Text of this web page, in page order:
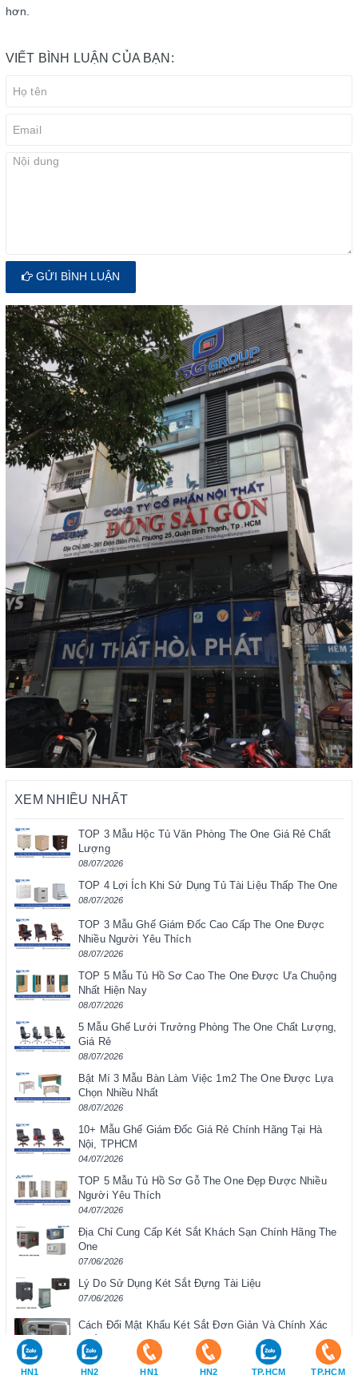
hơn.
VIẾT BÌNH LUẬN CỦA BẠN:
GỬI BÌNH LUẬN
XEM NHIỀU NHẤT
TOP 3 Mẫu Hộc Tủ Văn Phòng The One Giá Rẻ Chất
Lượng
08/07/2026
TOP 4 Lợi Ích Khi Sử Dụng Tủ Tài Liệu Thấp The One
08/07/2026
TOP 3 Mẫu Ghế Giám Đốc Cao Cấp The One Được
Nhiều Người Yêu Thích
08/07/2026
TOP 5 Mẫu Tủ Hồ Sơ Cao The One Được Ưa Chuộng
Nhất Hiện Nay
08/07/2026
5 Mẫu Ghế Lưới Trưởng Phòng The One Chất Lượng,
Giá Rẻ
08/07/2026
Bật Mí 3 Mẫu Bàn Làm Việc 1m2 The One Được Lựa
Chọn Nhiều Nhất
08/07/2026
10+ Mẫu Ghế Giám Đốc Giá Rẻ Chính Hãng Tại Hà
Nội, TPHCM
04/07/2026
TOP 5 Mẫu Tủ Hồ Sơ Gỗ The One Đẹp Được Nhiều
Người Yêu Thích
04/07/2026
Địa Chỉ Cung Cấp Két Sắt Khách Sạn Chính Hãng The
One
07/06/2026
Lý Do Sử Dụng Két Sắt Đựng Tài Liệu
07/06/2026
Cách Đổi Mật Khẩu Két Sắt Đơn Giản Và Chính Xác
Nhất
07/06/2026
[GIẢI ĐÁP] Kích Thước Bàn Giám Đốc Như Thế Nào
HN1 HN2 HN1 HN2 TP.HCM TP.HCM